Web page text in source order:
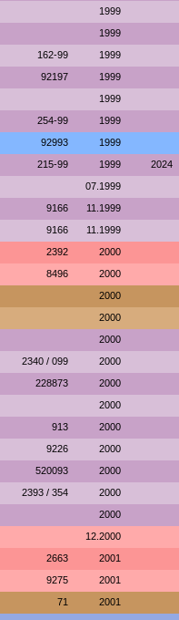
1999
1999
162-99 1999
92197 1999
1999
254-99 1999
92993 1999
215-99 1999 2024
07.1999
9166 11.1999
9166 11.1999
2392 2000
8496 2000
2000
2000
2000
2340 / 099 2000
228873 2000
2000
913 2000
9226 2000
520093 2000
2393 / 354 2000
2000
12.2000
2663 2001
9275 2001
71 2001